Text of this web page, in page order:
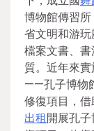
博物館傳習
省文明和游
檔案文書、
質。近年來實
——孔子博物
修復項目，
出租開展孔